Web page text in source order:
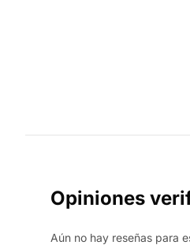
Opiniones
Aún no hay reseñas para